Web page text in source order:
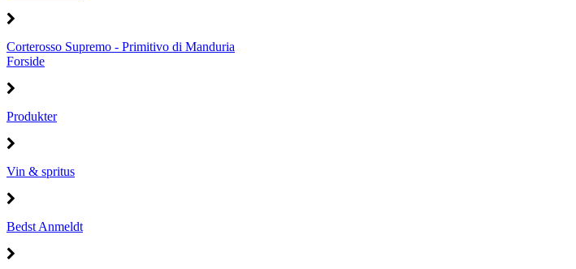
Corterosso Supremo - Primitivo di Manduria
Forside
Produkter
Vin & spritus
Bedst Anmeldt